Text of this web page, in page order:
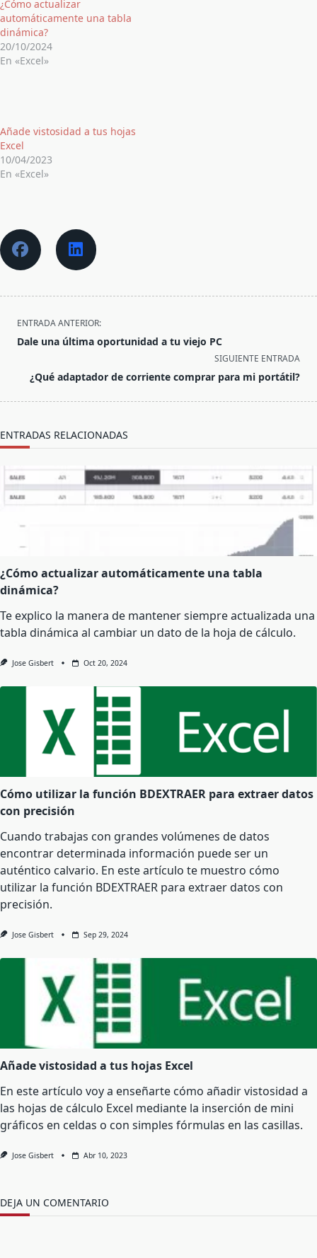
¿Cómo actualizar
automáticamente una tabla
dinámica?
20/10/2024
En «Excel»
Añade vistosidad a tus hojas
Excel
10/04/2023
En «Excel»
<span
class="nav-
screen-
text">Página</span>
ENTRADA ANTERIOR:
Dale una última oportunidad a tu viejo PC
SIGUIENTE ENTRADA
¿Qué adaptador de corriente comprar para mi portátil?
ENTRADAS RELACIONADAS
¿Cómo actualizar automáticamente una tabla
dinámica?
Te explico la manera de mantener siempre actualizada una
tabla dinámica al cambiar un dato de la hoja de cálculo.
Jose Gisbert Oct 20, 2024
Cómo utilizar la función BDEXTRAER para extraer datos
con precisión
Cuando trabajas con grandes volúmenes de datos
encontrar determinada información puede ser un
auténtico calvario. En este artículo te muestro cómo
utilizar la función BDEXTRAER para extraer datos con
precisión.
Jose Gisbert Sep 29, 2024
Añade vistosidad a tus hojas Excel
En este artículo voy a enseñarte cómo añadir vistosidad a
las hojas de cálculo Excel mediante la inserción de mini
gráficos en celdas o con simples fórmulas en las casillas.
Jose Gisbert Abr 10, 2023
DEJA UN COMENTARIO